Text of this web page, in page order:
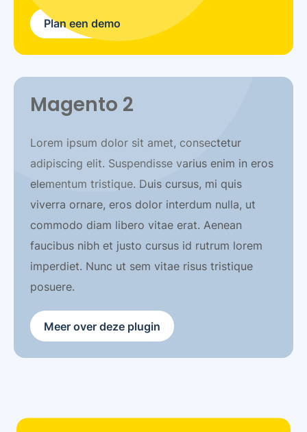
Plan een demo
Magento 2
Lorem ipsum dolor sit amet, consectetur
adipiscing elit. Suspendisse varius enim in eros
elementum tristique. Duis cursus, mi quis
viverra ornare, eros dolor interdum nulla, ut
commodo diam libero vitae erat. Aenean
faucibus nibh et justo cursus id rutrum lorem
imperdiet. Nunc ut sem vitae risus tristique
posuere.
Meer over deze plugin